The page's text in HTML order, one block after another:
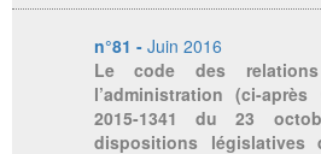
n°81 - Juin 2016
Le code des
l’administration (ci-
2015-1341 du 23
dispositions